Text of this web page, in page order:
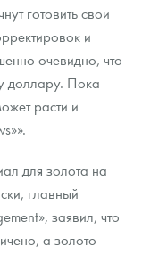
готовить свои
и
очевидно, что
доллару. Пока
расти и
для золота на
главный
заявил, что
а золото